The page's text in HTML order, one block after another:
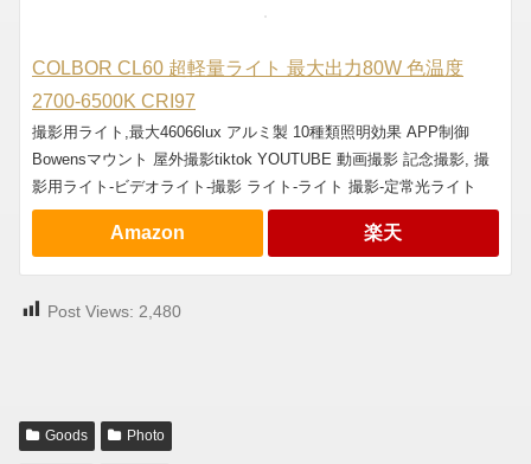
COLBOR CL60 超軽量ライト 最大出力80W 色温度
2700-6500K CRI97
撮影用ライト,最大46066lux アルミ製 10種類照明効果 APP制御
Bowensマウント 屋外撮影tiktok YOUTUBE 動画撮影 記念撮影, 撮
影用ライト-ビデオライト-撮影 ライト-ライト 撮影-定常光ライト
Amazon 楽天
Post Views: 2,480
Goods Photo